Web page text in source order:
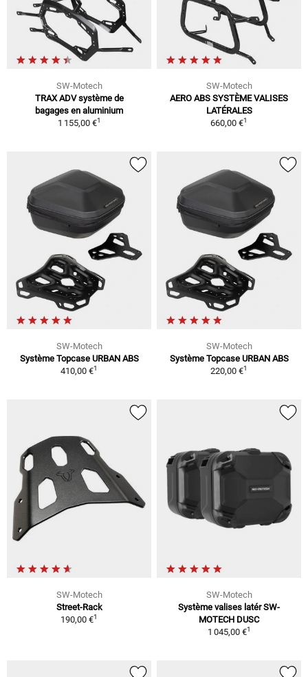
SW-Motech
TRAX ADV système de
bagages en aluminium
1 155,00 €1
SW-Motech
AERO ABS SYSTÈME VALISES
LATÉRALES
660,00 €1
SW-Motech
Système Topcase URBAN ABS
410,00 €1
SW-Motech
Système Topcase URBAN ABS
220,00 €1
SW-Motech
Street-Rack
190,00 €1
SW-Motech
Système valises latér SW-
MOTECH DUSC
1 045,00 €1